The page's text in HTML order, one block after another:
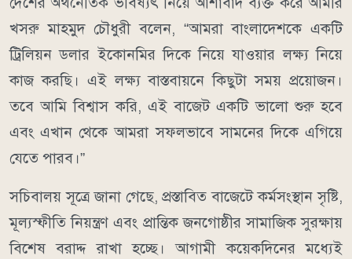
খসরু মাহমুদ চৌধুরী বলেন, “আমরা বাংলাদেশকে একটি
ট্রিলিয়ন ডলার ইকোনমির দিকে নিয়ে যাওয়ার লক্ষ্য নিয়ে
কাজ করছি। এই লক্ষ্য বাস্তবায়নে কিছুটা সময় প্রয়োজন।
তবে আমি বিশ্বাস করি, এই বাজেট একটি ভালো শুরু হবে
এবং এখান থেকে আমরা সফলভাবে সামনের দিকে এগিয়ে
যেতে পারব।”
সচিবালয় সূত্রে জানা গেছে, প্রস্তাবিত বাজেটে কর্মসংস্থান সৃষ্টি,
মূল্যস্ফীতি নিয়ন্ত্রণ এবং প্রান্তিক জনগোষ্ঠীর সামাজিক সুরক্ষায়
বিশেষ বরাদ্দ রাখা হচ্ছে। আগামী কয়েকদিনের মধ্যেই